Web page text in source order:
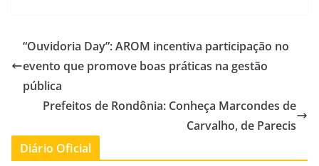
“Ouvidoria Day”: AROM incentiva participação no
evento que promove boas práticas na gestão
pública
Prefeitos de Rondônia: Conheça Marcondes de
Carvalho, de Parecis
Diário Oficial